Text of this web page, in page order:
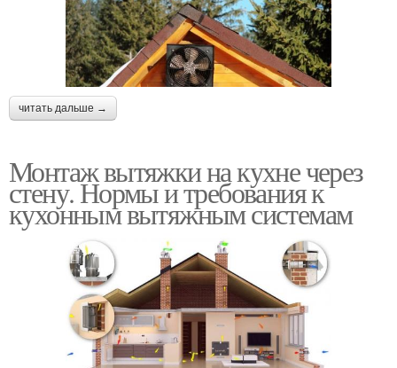
читать дальше →
Монтаж вытяжки на кухне через
стену. Нормы и требования к
кухонным вытяжным системам